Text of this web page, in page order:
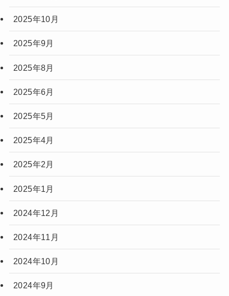
2025年10月
2025年9月
2025年8月
2025年6月
2025年5月
2025年4月
2025年2月
2025年1月
2024年12月
2024年11月
2024年10月
2024年9月